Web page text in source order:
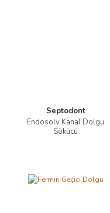
Septodont
Endosolv Kanal Dolgu
Sökücü